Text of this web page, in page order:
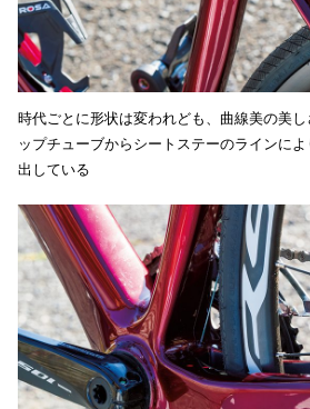
時代ごとに形状は変われども、曲線美の美
ップチューブからシートステーのラインに
出している